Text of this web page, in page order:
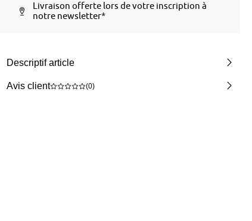
Livraison offerte lors de votre inscription à
notre newsletter*
Descriptif article
Avis client (0)